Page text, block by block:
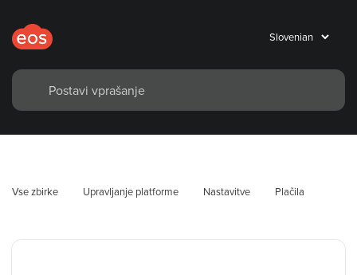
Vse zbirke Upravljanje platforme Nastavitve Plačila